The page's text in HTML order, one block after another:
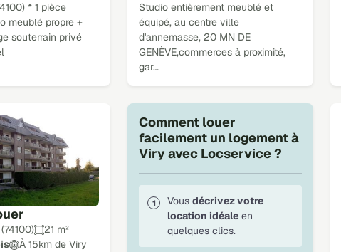
* 1 pièce
meublé propre +
souterrain privé
Studio entièrement meublé et
équipé, au centre ville
d'annemasse, 20 MN DE
GENÈVE,commerces à proximité,
gar…
21 m²
À 15km de Viry
Comment louer
facilement un logement à
Viry avec Locservice ?
Vous décrivez votre
location idéale en
quelques clics.